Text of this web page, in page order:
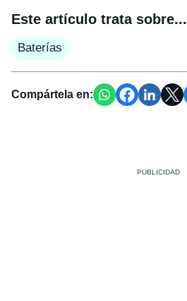
Este artículo trata sobre...
Baterías
Compártela en: